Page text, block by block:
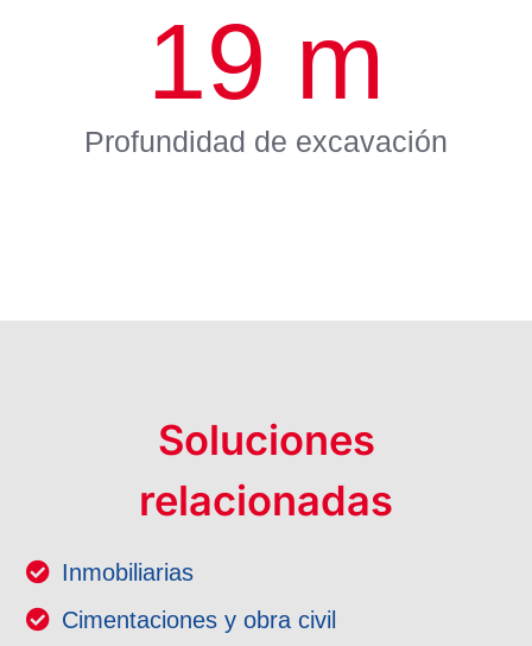
19 m
Profundidad de excavación
Soluciones
relacionadas
Inmobiliarias
Cimentaciones y obra civil